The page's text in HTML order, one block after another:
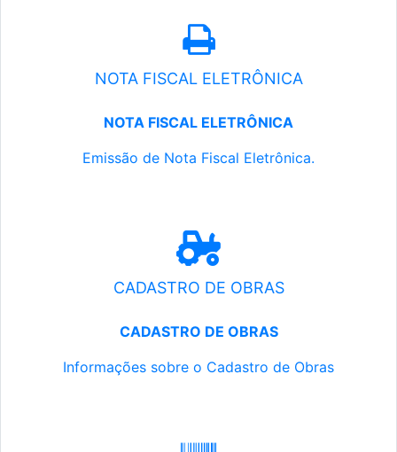
NOTA FISCAL ELETRÔNICA
NOTA FISCAL ELETRÔNICA
Emissão de Nota Fiscal Eletrônica.
CADASTRO DE OBRAS
CADASTRO DE OBRAS
Informações sobre o Cadastro de Obras